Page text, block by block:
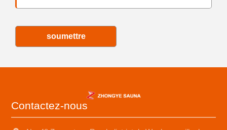
soumettre
Contactez-nous